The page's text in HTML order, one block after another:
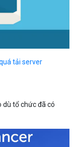
tải server
dù tổ chức đã có